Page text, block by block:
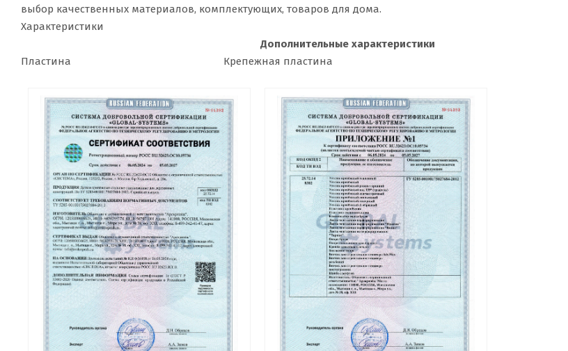
выбор качественных материалов, комплектующих, товаров для дома.
Характеристики
Дополнительные характеристики
Пластина
Крепежная пластина